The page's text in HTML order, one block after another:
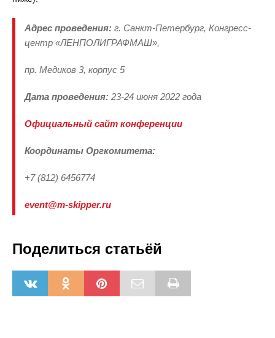
Адрес проведения: г. Санкт-Петербург, Конгресс-
центр «ЛЕНПОЛИГРАФМАШ»,
пр. Медиков 3, корпус 5
Дата проведения: 23-24 июня 2022 года
Официальный сайт конференции
Координаты Оргкомитета:
+7 (812) 6456774
event@m-skipper.ru
Поделиться статьёй